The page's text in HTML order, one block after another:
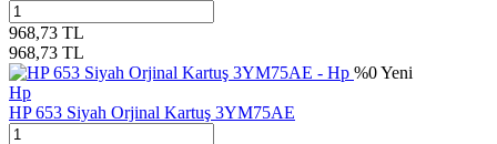
968,73 TL
968,73 TL
%0Yeni
Hp
HP 653 Siyah Orjinal Kartuş 3YM75AE